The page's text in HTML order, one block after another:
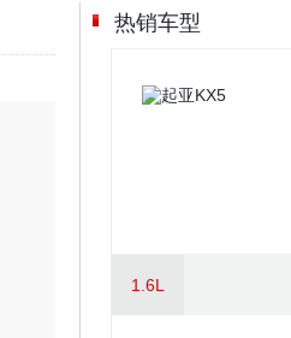
热销车型
1.6L